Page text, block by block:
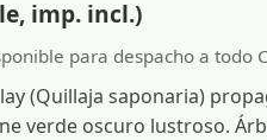
imp. incl.)
para despacho a todo
(Quillaja saponaria)
verde oscuro lustroso.